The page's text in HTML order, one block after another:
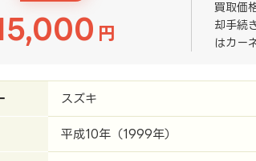
円
買取価
却手続
はカー
スズキ
平成10年（1999年）